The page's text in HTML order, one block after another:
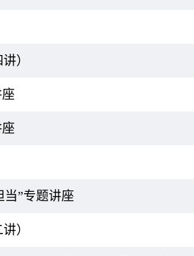
）
”专题讲座
）